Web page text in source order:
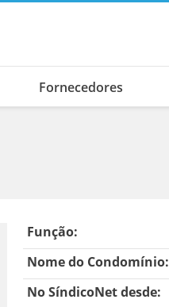
Fornecedores
Função:
Nome do Condomínio:
No SíndicoNet desde: